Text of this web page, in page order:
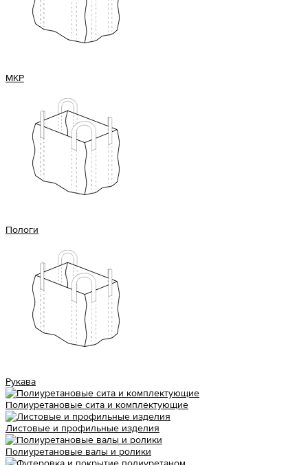
МКР
Пологи
Рукава
Полиуретановые сита и комплектующие
Листовые и профильные изделия
Полиуретановые валы и ролики